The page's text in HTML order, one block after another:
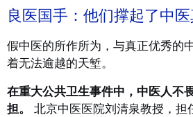
良医国手：他们撑起了中
假中医的所作所为，与真正优秀的
着无法逾越的天堑。
在重大公共卫生事件中，中医人不
担。
北京中医医院刘清泉教授，担